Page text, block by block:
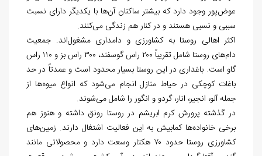
عوض‌پور وجود دارد که بیشتر ساکنان آن‌ها با یکدیگر دارای نسبت
سببی و نسبی هستند و در کنار هم زندگی می‌کنند.
اکثر اهالی روستا به کشاورزی و دامداری مشغول‌اند. جمعیت
دام‌های روستا شامل تقریباً ۲۰۰ راس گوسفند، ۳۰۰ راس بز و ۱۱۰ راس
گاو است. باغداری در این روستا بسیار محدود است و عمدتاً در حد
باغات کوچکی در حیاط منازل انجام می‌شود که انواع میوه‌ها از
جمله آلو، انجیر، انار، گردو و انگور را شامل می‌شوند.
در گذشته پرورش کرم ابریشم در روستا رونق داشته و هنوز هم
برخی خانواده‌ها کمابیش به این فعالیت اشتغال دارند. زمین‌های
کشاورزی روستا حدود ۷۰ هکتار وسعت دارد و محصولاتی مانند